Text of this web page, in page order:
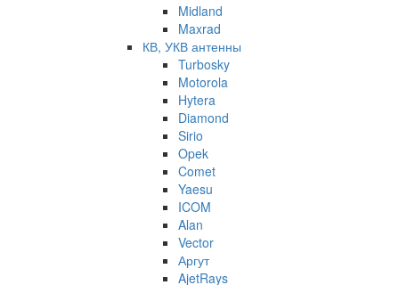
Midland
Maxrad
КВ, УКВ антенны
Turbosky
Motorola
Hytera
Diamond
Sirio
Opek
Comet
Yaesu
ICOM
Alan
Vector
Аргут
AjetRays